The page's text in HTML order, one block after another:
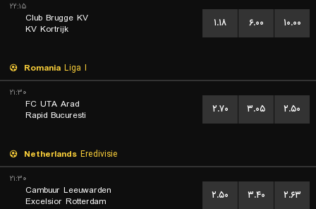
۲۲:۱۵
Club Brugge KV
KV Kortrijk
۱.۱۸ ۶.۰۰ ۱۰.۰۰
Romania Liga I
۲۱:۳۰
FC UTA Arad
Rapid Bucuresti
۲.۷۰ ۳.۰۵ ۲.۵۰
Netherlands Eredivisie
۲۱:۳۰
Cambuur Leeuwarden
Excelsior Rotterdam
۲.۵۰ ۳.۴۰ ۲.۶۳